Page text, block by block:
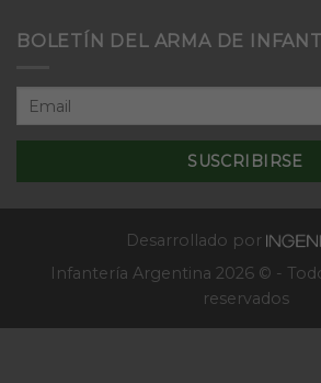
Aplicativas
terreno
cursos
de
Escuela
de
BOLETÍN DEL ARMA DE
Desarrollado por
Infantería Argentina 2026 © -
reservados